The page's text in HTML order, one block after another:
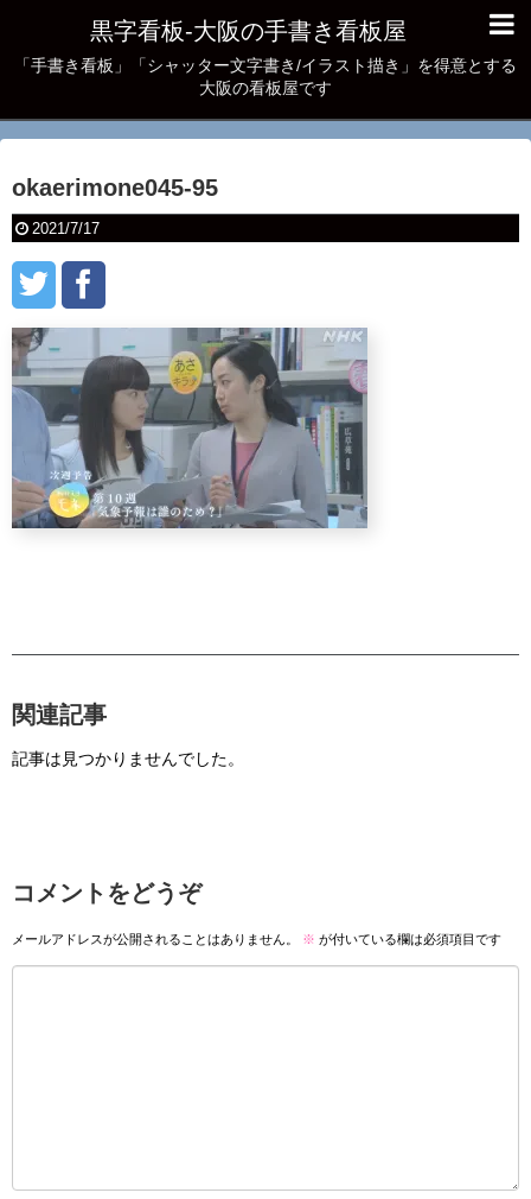
黒字看板‐大阪の手書き看板屋
「手書き看板」「シャッター文字書き/イラスト描き」を得意とする
大阪の看板屋です
okaerimone045-95
2021/7/17
関連記事
記事は見つかりませんでした。
コメントをどうぞ
メールアドレスが公開されることはありません。 ※ が付いている欄は必須項目です